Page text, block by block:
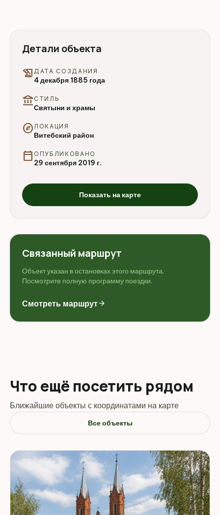
Детали объекта
history_edu ДАТА СОЗДАНИЯ
4 декабря 1885 года
account_balance СТИЛЬ
Святыни и храмы
explore ЛОКАЦИЯ
Витебский район
calendar_today ОПУБЛИКОВАНО
29 сентября 2019 г.
Показать на карте
Связанный маршрут
Объект указан в остановках этого маршрута.
Посмотрите полную программу поездки.
Смотреть маршрутarrow_forward
Что ещё посетить рядом
Ближайшие объекты с координатами на карте
Все объекты